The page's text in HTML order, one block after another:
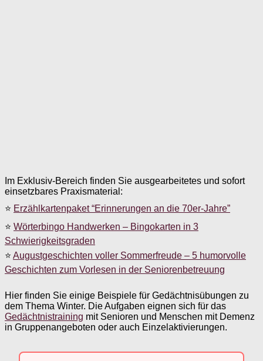
Im Exklusiv-Bereich finden Sie ausgearbeitetes und sofort
einsetzbares Praxismaterial:
⭐ Erzählkartenpaket “Erinnerungen an die 70er-Jahre”
⭐ Wörterbingo Handwerken – Bingokarten in 3
Schwierigkeitsgraden
⭐ Augustgeschichten voller Sommerfreude – 5 humorvolle
Geschichten zum Vorlesen in der Seniorenbetreuung
Hier finden Sie einige Beispiele für Gedächtnisübungen zu
dem Thema Winter. Die Aufgaben eignen sich für das
Gedächtnistraining mit Senioren und Menschen mit Demenz
in Gruppenangeboten oder auch Einzelaktivierungen.